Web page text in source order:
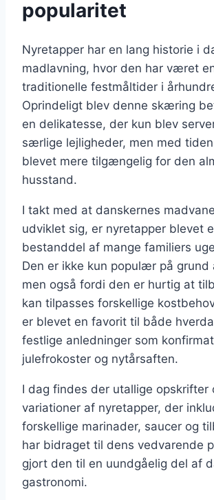
popularitet
Nyretapper har en lang historie i
madlavning, hvor den har været
traditionelle festmåltider i
Oprindeligt blev denne skæring
en delikatesse, der kun blev
særlige lejligheder, men med
blevet mere tilgængelig for den
husstand.
I takt med at danskernes
udviklet sig, er nyretapper blevet
bestanddel af mange familiers
Den er ikke kun populær på grund
men også fordi den er hurtig at
kan tilpasses forskellige
er blevet en favorit til både
festlige anledninger som
julefrokoster og nytårsaften.
I dag findes der utallige opskrifter
variationer af nyretapper, der
forskellige marinader, saucer og
har bidraget til dens vedvarende
gjort den til en uundgåelig del af
gastronomi.